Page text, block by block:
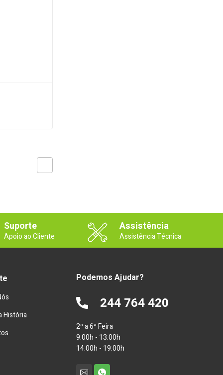
Suporte
Apoio ao Cliente
Assistência
Assistência Técnica
História
Podemos Ajudar?
244 764 420
2ª a 6ª Feira
9:00h - 13:00h
14:00h - 19:00h